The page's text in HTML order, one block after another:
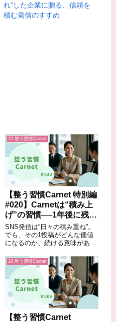
れ”した企業に贈る、信頼を
積む発信のすすめ
10.整う習慣Carnet
【整う習慣Carnet 特別編
#020】Carnetは“積み上
げ”の習慣──1年後に残る
もの
SNS発信は“日々の積み重ね”。
でも、その1投稿がどんな価値
になるのか、続ける意味がある
でしょう。この特別編では、
『整う習慣Carnet』という仕組
みがどのように“資産”となって
いくのかを、1年後に残る“実
感”の...
10.整う習慣Carnet
【整う習慣Carnet